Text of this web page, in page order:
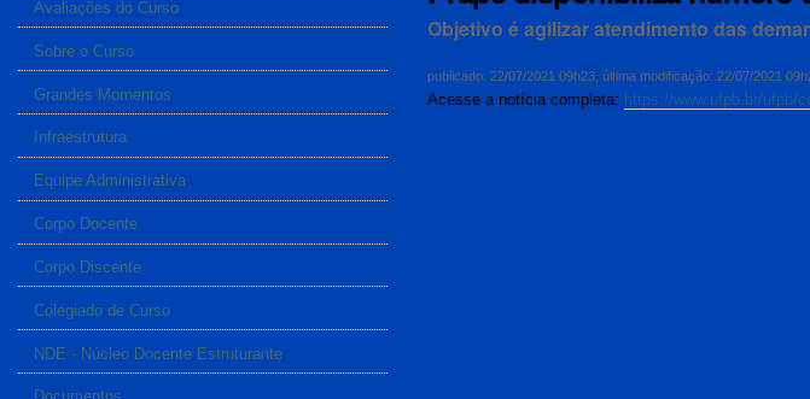
Avaliações do Curso
Sobre o Curso
Grandes Momentos
Infraestrutura
Equipe Administrativa
Corpo Docente
Corpo Discente
Colegiado de Curso
NDE - Núcleo Docente Estruturante
Objetivo é agilizar atendimento das
publicado:22/07/2021 09h23 ,última modificação:22/07/2021
Acesse a notícia completa: https://www.ufpb.br/ufpb/